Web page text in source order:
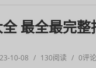
最全最完
10-08 / 130阅读 / 0评论